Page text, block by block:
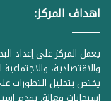
اهداف المركز:
يعمل المركز على إعداد
والاقتصادية،
يختص بتحليل التطورات